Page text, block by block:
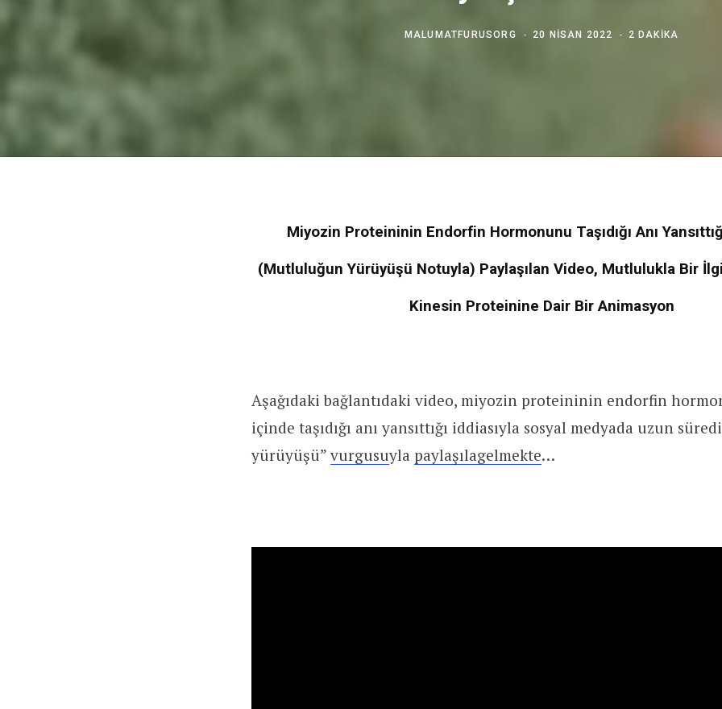
MALUMATFURUSORG 20 NISAN 2022 2 DAKIKA
Miyozin Proteininin Endorfin Hormonunu Taşıdığı Anı
(Mutluluğun Yürüyüşü Notuyla) Paylaşılan Video, Mutlulukla Bir
Kinesin Proteinine Dair Bir Animasyon
Aşağıdaki bağlantıdaki video, miyozin proteininin endorfin
içinde taşıdığı anı yansıttığı iddiasıyla sosyal medyada uzun
yürüyüşü” vurgusuyla paylaşılagelmekte…